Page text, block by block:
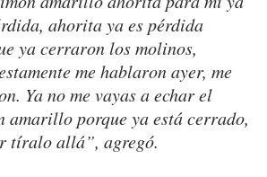
ahorita ya es pérdida
ya cerraron los molinos,
me hablaron ayer, me
Ya no me vayas a echar el
amarillo porque ya está cerrado,
tíralo allá”, agregó.